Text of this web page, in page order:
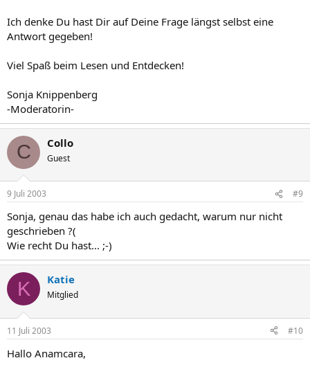
Ich denke Du hast Dir auf Deine Frage längst selbst eine
Antwort gegeben!
Viel Spaß beim Lesen und Entdecken!
Sonja Knippenberg
-Moderatorin-
C Collo
Guest
9 Juli 2003 #9
Sonja, genau das habe ich auch gedacht, warum nur nicht
geschrieben ?(
Wie recht Du hast... ;-)
K Katie
Mitglied
11 Juli 2003 #10
Hallo Anamcara,